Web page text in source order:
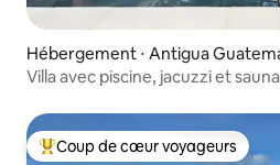
Hébergement ⋅ Antigua
Villa avec piscine, jacuzzi et
Coups de cœur voyageurs les
Coup de cœur voyageurs